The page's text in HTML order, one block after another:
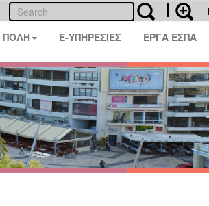
ΠΟΛΗ E-ΥΠΗΡΕΣΙΕΣ ΕΡΓΑ ΕΣΠΑ